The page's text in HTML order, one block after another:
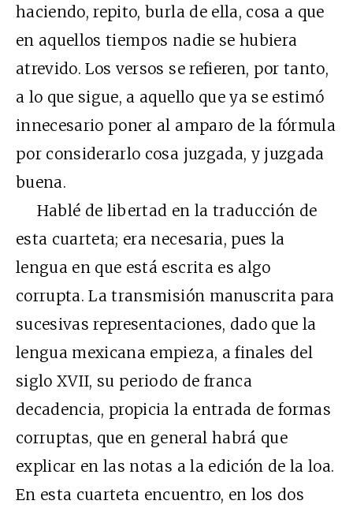
haciendo, repito, burla de ella, cosa a que
en aquellos tiempos nadie se hubiera
atrevido. Los versos se refieren, por tanto,
a lo que sigue, a aquello que ya se estimó
innecesario poner al amparo de la fórmula
por considerarlo cosa juzgada, y juzgada
buena.
Hablé de libertad en la traducción de
esta cuarteta; era necesaria, pues la
lengua en que está escrita es algo
corrupta. La transmisión manuscrita para
sucesivas representaciones, dado que la
lengua mexicana empieza, a finales del
siglo XVII, su periodo de franca
decadencia, propicia la entrada de formas
corruptas, que en general habrá que
explicar en las notas a la edición de la loa.
En esta cuarteta encuentro, en los dos